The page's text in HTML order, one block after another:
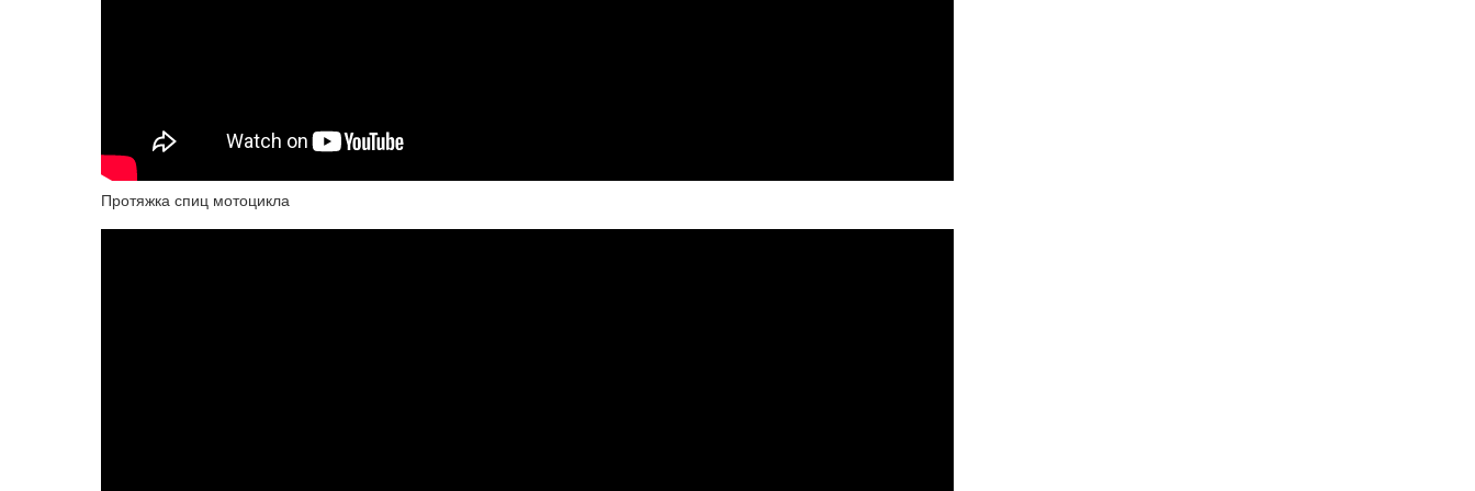
Протяжка спиц мотоцикла